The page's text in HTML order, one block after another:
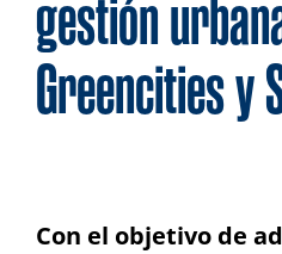
gestión
Greencities y
Con el objetivo de